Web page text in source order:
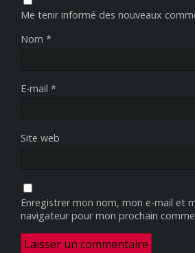
Me tenir informé des nouveaux
Nom *
E-mail *
Site web
Enregistrer mon nom, mon e-mail et
navigateur pour mon prochain